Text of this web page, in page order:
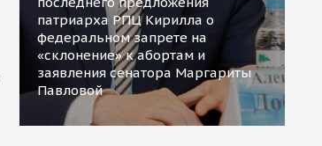
патриарха РПЦ Кирилла о
федеральном запрете на
«склонение» к абортам и
заявления сенатора Маргариты
Павловой